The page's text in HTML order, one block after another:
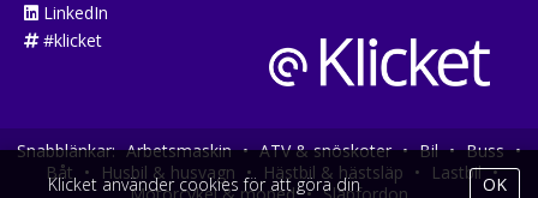
LinkedIn
#klicket
Snabblänkar: Arbetsmaskin • ATV & snöskoter • Bil • Buss •
Båt • Husbil & husvagn • Hästbil & hästsläp • Lastbil •
Motorcykel & moped • Släpfordon
Klicket använder cookies för att göra din
OK